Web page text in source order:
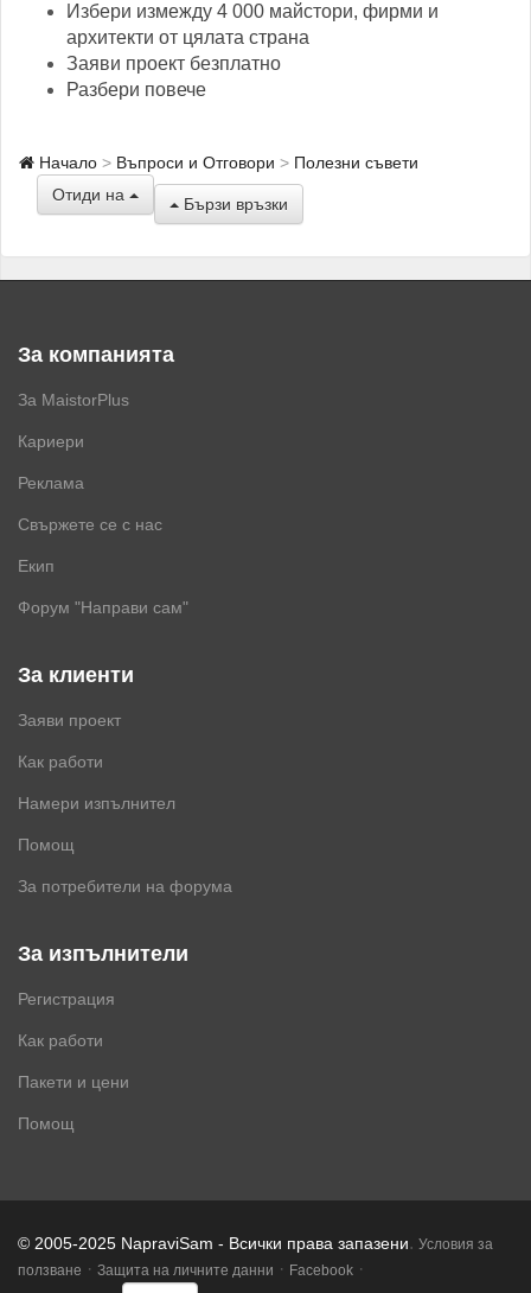
Избери измежду 4 000 майстори, фирми и
архитекти от цялата страна
Заяви проект безплатно
Разбери повече
Начало Въпроси и Отговори
Полезни съвети
Отиди на
Бързи връзки
За компанията
За MaistorPlus
Кариери
Реклама
Свържете се с нас
Екип
Форум "Направи сам"
За клиенти
Заяви проект
Как работи
Намери изпълнител
Помощ
За потребители на форума
За изпълнители
Регистрация
Как работи
Пакети и цени
Помощ
© 2005-2025 NapraviSam - Всички права запазени. Условия за
ползване · Защита на личните данни · Facebook ·